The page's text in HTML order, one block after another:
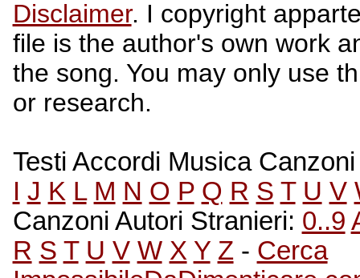
Disclaimer. I copyright
file is the author's own work
the song. You may only use
or research.
Testi Accordi Musica
I J K L M N O P Q R S T U V
Canzoni Autori Stranieri: 0..9
R S T U V W X Y Z- Cerca